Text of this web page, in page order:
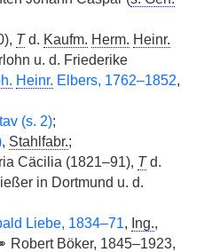
Td. Kaufm. Herm. Heinr.
u. d. Friederike
Heinr. Elbers, 1762–1852,
(s. 2);
, Stahlfabr.;
Cäcilia (1821–91), Td.
in Dortmund u. d.
Liebe, 1834–71, Ing.,
Robert Böker, 1845–1923,